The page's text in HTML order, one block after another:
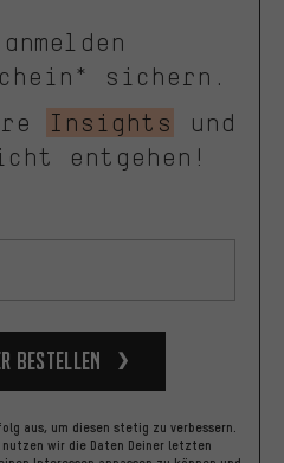
sichern.
Insights
und
entgehen!
bestellen
aus, um diesen stetig zu verbessern.
nutzen wir die Daten Deiner letzten